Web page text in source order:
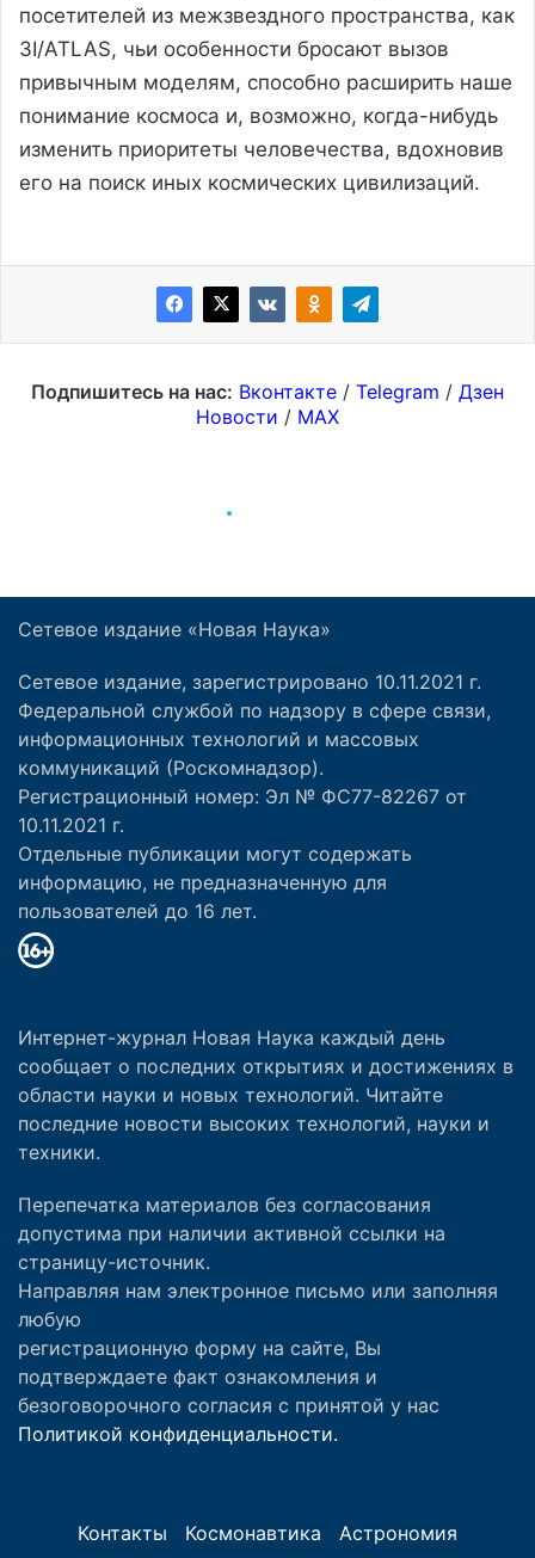
Сетевое издание «Новая Наука»
Сетевое издание, зарегистрировано 10.11.2021 г.
Федеральной службой по надзору в сфере связи,
информационных технологий и массовых
коммуникаций (Роскомнадзор).
Регистрационный номер: Эл № ФС77-82267 от
10.11.2021 г.
Отдельные публикации могут содержать
информацию, не предназначенную для
пользователей до 16 лет.
Интернет-журнал Новая Наука каждый день
сообщает о последних открытиях и достижениях в
области науки и новых технологий. Читайте
последние новости высоких технологий, науки и
техники.
Перепечатка материалов без согласования
допустима при наличии активной ссылки на
страницу-источник.
Направляя нам электронное письмо или заполняя
любую
регистрационную форму на сайте, Вы
подтверждаете факт ознакомления и
безоговорочного согласия с принятой у нас
Политикой конфиденциальности.
Контакты Космонавтика Астрономия